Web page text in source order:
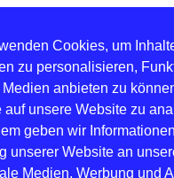
Cookies, um
zu personalisieren,
anbieten zu
auf unsere Website zu
geben wir
unserer Website an
Medien, Werbung und